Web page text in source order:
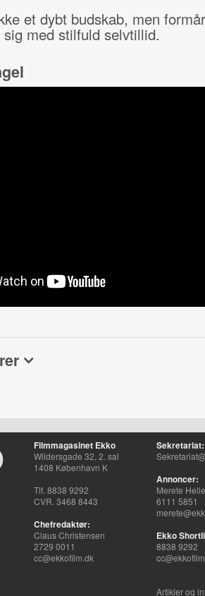
et dybt budskab, men
med stilfuld selvtillid.
Filmmagasinet Ekko
Wildersgade 32, 2. sal
1408 København K
Tlf. 8838 9292
CVR. 3468 8443
Chefredaktør:
Claus Christensen
2729 0011
cc@ekkofilm.dk
Sekretariat:
Annoncer:
Merete
6111 5851
Ekko
8838 9292
Artikler og